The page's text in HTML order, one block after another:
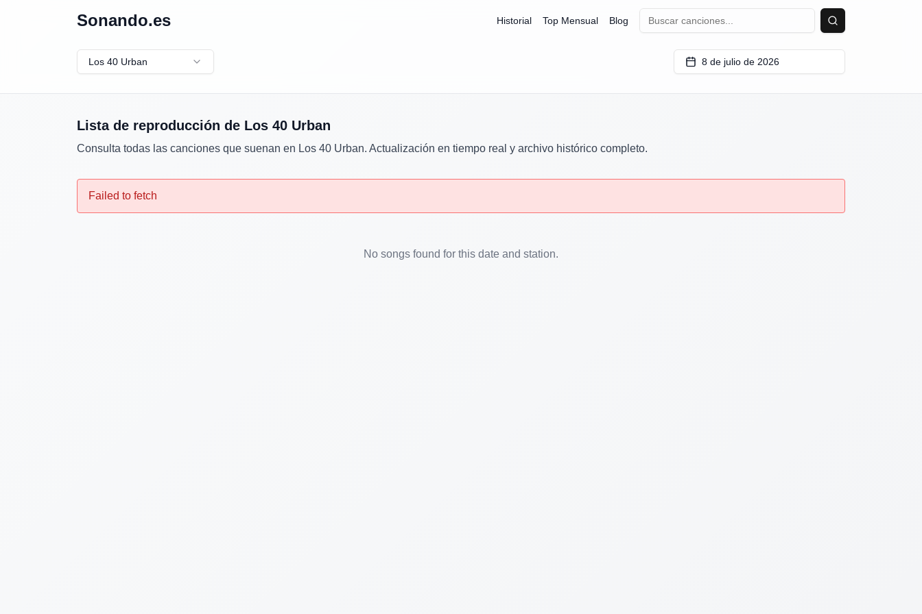
Sonando.es Historial Top Mensual Blog
Buscar
Los 40 Urban 8 de julio de 2026
Lista de reproducción de Los 40 Urban
Consulta todas las canciones que suenan en Los 40 Urban. Actualización en tiempo real y archivo histórico completo.
Failed to fetch
No songs found for this date and station.